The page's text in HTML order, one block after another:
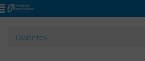
Diabetes